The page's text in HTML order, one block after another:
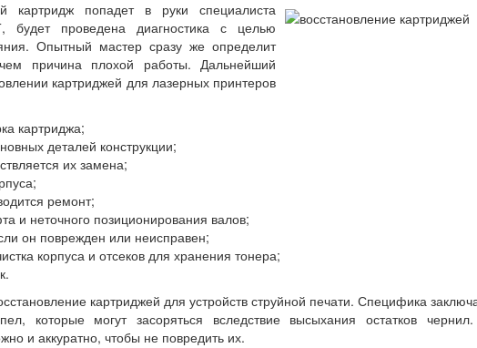
картридж попадет в руки специалиста
будет проведена диагностика с целью
Опытный мастер сразу же определит
причина плохой работы. Дальнейший
картриджей для лазерных принтеров
картриджа;
деталей конструкции;
их замена;
ремонт;
и неточного позиционирования валов;
он поврежден или неисправен;
корпуса и отсеков для хранения тонера;
картриджей для устройств струйной печати. Специфика
которые могут засоряться вследствие высыхания остатков
и аккуратно, чтобы не повредить их.